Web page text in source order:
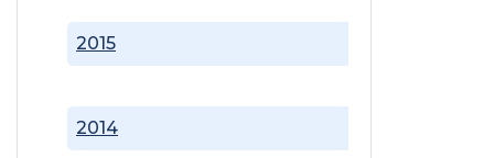
2014
2015